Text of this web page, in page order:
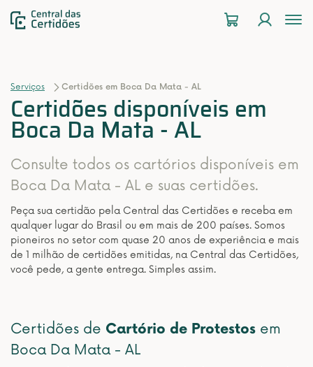
Serviços Certidões em Boca Da Mata - AL
Certidões disponíveis em
Boca Da Mata - AL
Consulte todos os cartórios disponíveis em
Boca Da Mata - AL e suas certidões.
Peça sua certidão pela Central das Certidões e receba em
qualquer lugar do Brasil ou em mais de 200 países. Somos
pioneiros no setor com quase 20 anos de experiência e mais
de 1 milhão de certidões emitidas, na Central das Certidões,
você pede, a gente entrega. Simples assim.
Certidões de Cartório de Protestos em
Boca Da Mata - AL